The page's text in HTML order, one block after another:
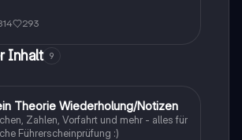
293
Inhalt 9
Theorie Wiederholung/Notizen
Zahlen, Vorfahrt und mehr - alles für
Führerscheinprüfung :)